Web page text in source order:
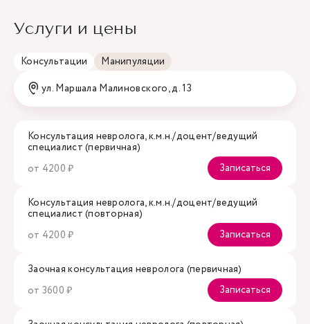
Услуги и цены
Консультации
Манипуляции
ул. Маршала Малиновского, д. 13
Консультация невролога, к.м.н./доцент/ведущий
специалист (первичная)
от 4200 ₽
Записаться
Консультация невролога, к.м.н./доцент/ведущий
специалист (повторная)
от 4200 ₽
Записаться
Заочная консультация невролога (первичная)
от 3600 ₽
Записаться